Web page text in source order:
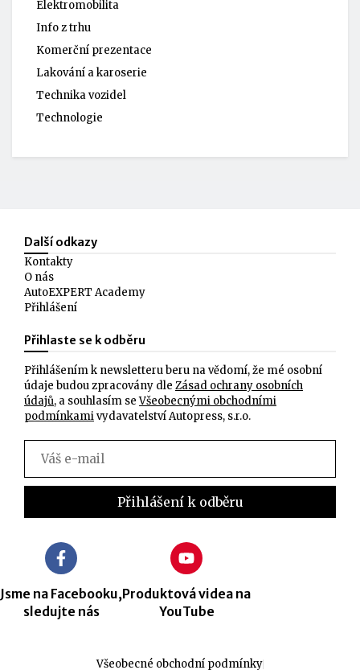
Elektromobilita
Info z trhu
Komerční prezentace
Lakování a karoserie
Technika vozidel
Technologie
Další odkazy
Kontakty
O nás
AutoEXPERT Academy
Přihlášení
Přihlaste se k odběru
Přihlášením k newsletteru beru na vědomí, že mé osobní
údaje budou zpracovány dle Zásad ochrany osobních
údajů, a souhlasím seVšeobecnými obchodními
podmínkamivydavatelství Autopress, s.r.o.
Jsme na Facebooku,
sledujte nás
Produktová videa na
YouTube
Všeobecné obchodní podmínky